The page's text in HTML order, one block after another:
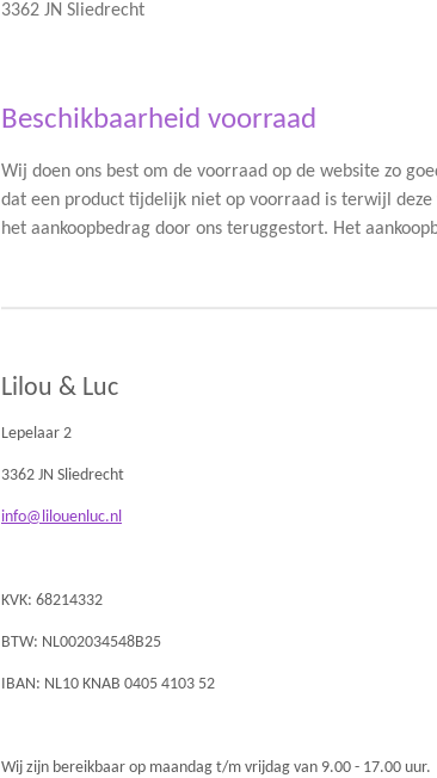
3362 JN Sliedrecht
Beschikbaarheid voorraad
Wij doen ons best om de voorraad op de website zo
dat een product tijdelijk niet op voorraad is terwijl
het aankoopbedrag door ons teruggestort. Het
Lilou & Luc
Lepelaar 2
3362 JN Sliedrecht
info@lilouenluc.nl
KVK: 68214332
BTW: NL002034548B25
IBAN: NL10 KNAB 0405 4103 52
Wij zijn bereikbaar op maandag t/m vrijdag van 9.00 - 17.00 uur.